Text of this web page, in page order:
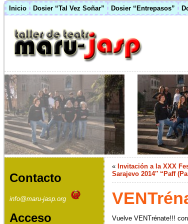
Inicio Dosier “Tal Vez Soñar” Dosier “Entrepasos”
Contacto
info@maru-jasp.org
Acceso
« Invitación a la XXX
Sarajevo 2014″ “Paff
Vuelve VENTrénate!!!